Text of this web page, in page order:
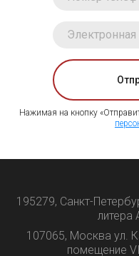
Нажимая на кнопку
195279, Санкт-
литера
107065, Москва ул.
помещение